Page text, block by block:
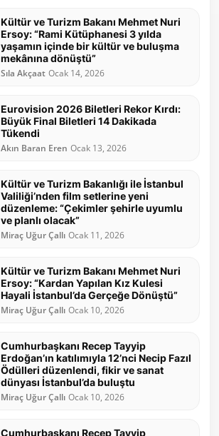
Kültür ve Turizm Bakanı Mehmet Nuri
Ersoy: “Rami Kütüphanesi 3 yılda
yaşamın içinde bir kültür ve buluşma
mekânına dönüştü”
Sıla Akçaat Ocak 14, 2026
Eurovision 2026 Biletleri Rekor Kırdı:
Büyük Final Biletleri 14 Dakikada
Tükendi
Akın Baran Eren Ocak 13, 2026
Kültür ve Turizm Bakanlığı ile İstanbul
Valiliği’nden film setlerine yeni
düzenleme: “Çekimler şehirle uyumlu
ve planlı olacak”
Miraç Uğur Çallı Ocak 11, 2026
Kültür ve Turizm Bakanı Mehmet Nuri
Ersoy: “Kardan Yapılan Kız Kulesi
Hayali İstanbul’da Gerçeğe Dönüştü”
Miraç Uğur Çallı Ocak 10, 2026
Cumhurbaşkanı Recep Tayyip
Erdoğan’ın katılımıyla 12’nci Necip Fazıl
Ödülleri düzenlendi, fikir ve sanat
dünyası İstanbul’da buluştu
Miraç Uğur Çallı Ocak 10, 2026
Cumhurbaşkanı Recep Tayyip